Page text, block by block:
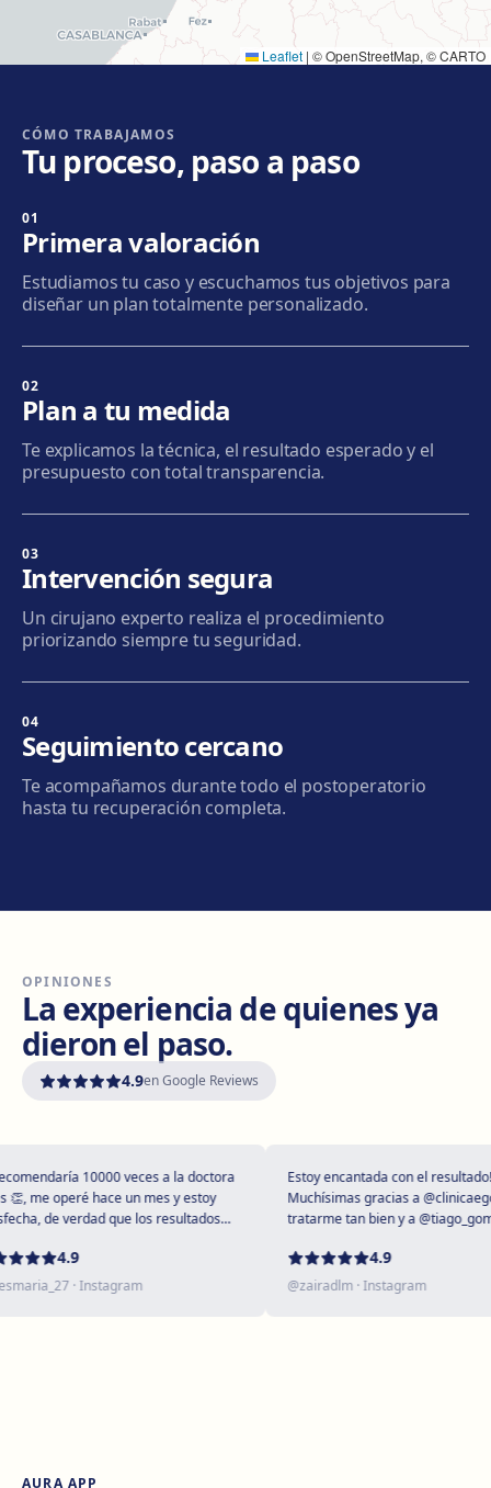
Ver clínica
Cómo llegarVer clínica
Plaça de l'Alcalde Xifré, 14, 08912 Badalona
Cómo llegarVer clínica
Sabadell
Cómo llegarVer clínica
Terrassa
Mataró
Via Europa, 58, 08304 Mataró
Granollers
Carrer de Joan Prim, 58, 08402 Granollers
Cómo llegarVer clínica
Vilanova i la Geltrú
Avinguda del Garraf, 69, 08800 Vilanova i la Geltrú
Cómo llegar Ver clínica
Cómo llegarVer clínica
Rambla President Francesc Macià, 10, 43005 Tarragona
Leaflet | © OpenStreetMap, © CARTO
CÓMO TRABAJAMOS
Tu proceso, paso a paso
01
Primera valoración
Estudiamos tu caso y escuchamos tus objetivos para
diseñar un plan totalmente personalizado.
02
Plan a tu medida
Te explicamos la técnica, el resultado esperado y el
presupuesto con total transparencia.
03
Intervención segura
Un cirujano experto realiza el procedimiento
priorizando siempre tu seguridad.
04
Seguimiento cercano
Te acompañamos durante todo el postoperatorio
hasta tu recuperación completa.
OPINIONES
La experiencia de quienes ya
dieron el paso.
4.9en Google Reviews
10000 veces a la doctora
me operé hace un mes y estoy
de verdad que los resultados
4.9
· Instagram
Estoy encantada con el resultado!
Muchísimas gracias a @clinicaegos
tratarme tan bien y a
expectativas sin duda ❤️
4.9
zairadlm· Instagram
AURA APP